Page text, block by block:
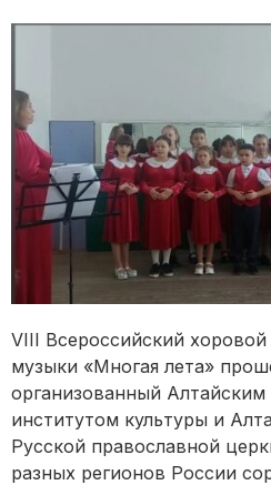
VIII Всероссийский
музыки «Многая лета»
организованный
институтом культуры и
Русской православной
разных регионов России